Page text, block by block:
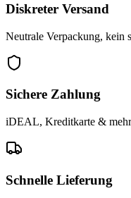
Diskreter Versand
Neutrale Verpackung, kein
Sichere Zahlung
iDEAL, Kreditkarte &
Schnelle Lieferung